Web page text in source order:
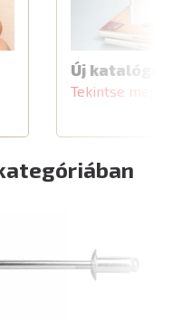
Új katalógus
Tekintse meg a